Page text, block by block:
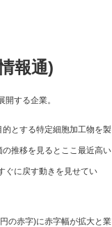
報通)
する企業。
とする特定細胞加工物を製
推移を見るとここ最近高い
ぐに戻す動きを見せてい
の赤字)に赤字幅が拡大と業